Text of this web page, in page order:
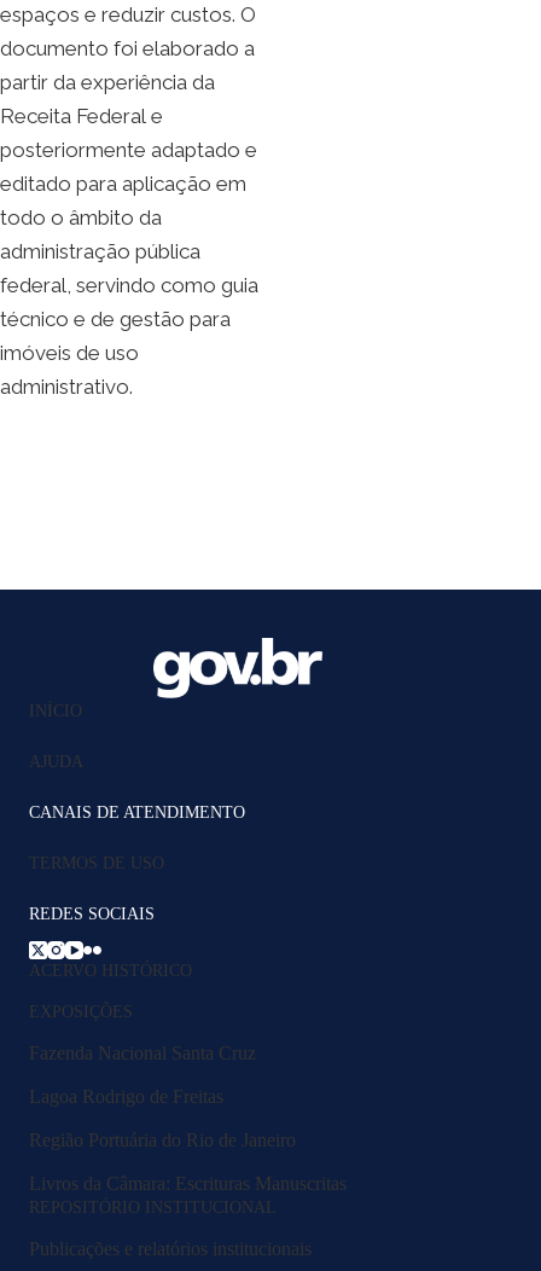
espaços e reduzir custos. O
documento foi elaborado a
partir da experiência da
Receita Federal e
posteriormente adaptado e
editado para aplicação em
todo o âmbito da
administração pública
federal, servindo como guia
técnico e de gestão para
imóveis de uso
administrativo.
INÍCIO
AJUDA
CANAIS DE ATENDIMENTO
TERMOS DE USO
REDES SOCIAIS
ACERVO HISTÓRICO
EXPOSIÇÕES
Fazenda Nacional Santa Cruz
Lagoa Rodrigo de Freitas
Região Portuária do Rio de Janeiro
Livros da Câmara: Escrituras Manuscritas
REPOSITÓRIO INSTITUCIONAL
Publicações e relatórios institucionais